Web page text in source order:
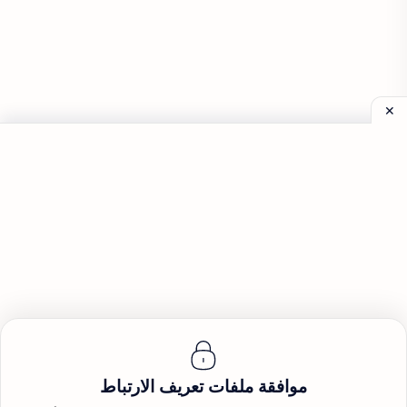
موافقة ملفات تعريف الارتباط